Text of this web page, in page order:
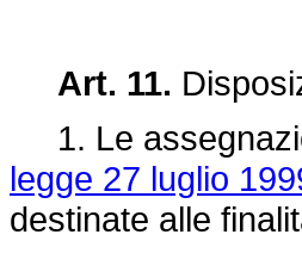
Art. 11.
1. Le
legge 27 luglio
destinate alle